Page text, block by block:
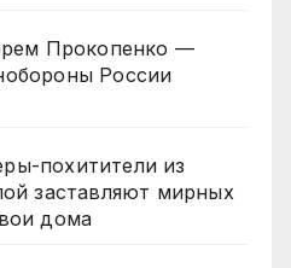
Прокопенко —
России
похитители из
заставляют мирных
дома